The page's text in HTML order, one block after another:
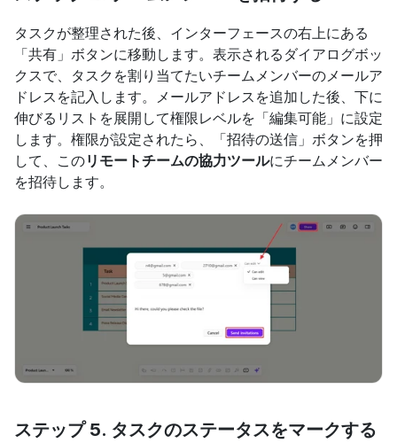
タスクが整理された後、インターフェースの右上にある
「共有」ボタンに移動します。表示されるダイアログボッ
クスで、タスクを割り当てたいチームメンバーのメールア
ドレスを記入します。メールアドレスを追加した後、下に
伸びるリストを展開して権限レベルを「編集可能」に設定
します。権限が設定されたら、「招待の送信」ボタンを押
して、このリモートチームの協力ツールにチームメンバー
を招待します。
ステップ 5. タスクのステータスをマークする